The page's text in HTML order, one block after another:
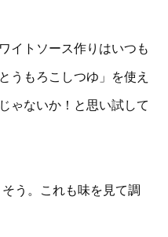
イトソース作りはいつも
うもろこしつゆ」を使え
ゃないか！と思い試して
う。これも味を見て調